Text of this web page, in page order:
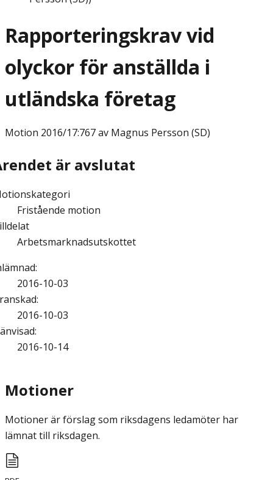
Rapporteringskrav vid
olyckor för anställda i
utländska företag
Motion 2016/17:767 av Magnus Persson (SD)
är avslutat
Fristående motion
Arbetsmarknadsutskottet
:
2016-10-03
:
2016-10-03
:
2016-10-14
Motioner
Motioner är förslag som riksdagens ledamöter har
lämnat till riksdagen.